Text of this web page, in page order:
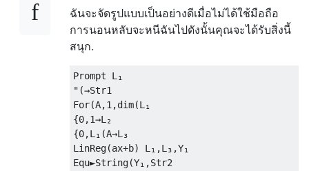
ฉันจะจัดรูปแบบเป็นอย่างดีเมื่อไม่ได้ใช้มือถือ
การนอนหลับจะหนีฉันไปดังนั้นคุณจะได้รับสิ่งนี้
สนุก.
Prompt L₁
"(→Str1
For(A,1,dim(L₁
{0,1→L₂
{0,L₁(A→L₃
LinReg(ax+b) L₁,L₃,Y₁
Equ►String(Y₁,Str2